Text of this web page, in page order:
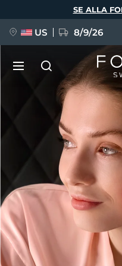
SE ALLA
US 8/9/26
FAQ™ Pure Beauty-
BREAKING NEWS
issa™ Teeth
Français
Polski
Türkçe
简体